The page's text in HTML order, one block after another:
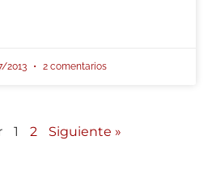
2013 2 comentarios
1 2 Siguiente »